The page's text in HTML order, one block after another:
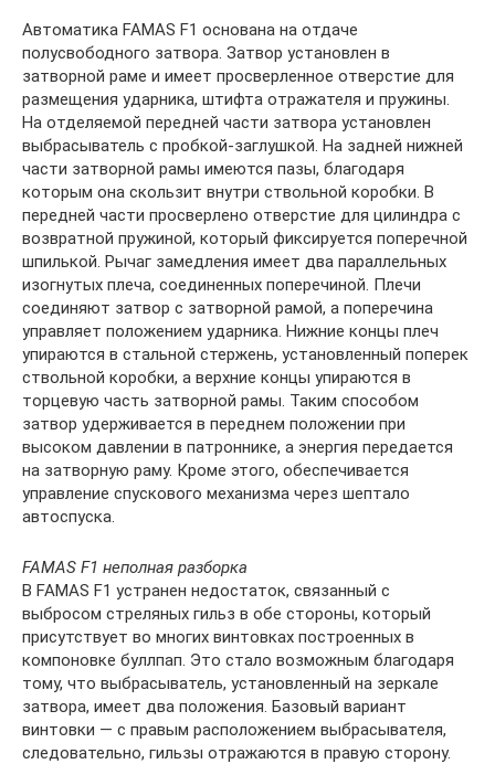
Автоматика FAMAS F1 основана на отдаче
полусвободного затвора. Затвор установлен в
затворной раме и имеет просверленное отверстие для
размещения ударника, штифта отражателя и пружины.
На отделяемой передней части затвора установлен
выбрасыватель с пробкой-заглушкой. На задней нижней
части затворной рамы имеются пазы, благодаря
которым она скользит внутри ствольной коробки. В
передней части просверлено отверстие для цилиндра с
возвратной пружиной, который фиксируется поперечной
шпилькой. Рычаг замедления имеет два параллельных
изогнутых плеча, соединенных поперечиной. Плечи
соединяют затвор с затворной рамой, а поперечина
управляет положением ударника. Нижние концы плеч
упираются в стальной стержень, установленный поперек
ствольной коробки, а верхние концы упираются в
торцевую часть затворной рамы. Таким способом
затвор удерживается в переднем положении при
высоком давлении в патроннике, а энергия передается
на затворную раму. Кроме этого, обеспечивается
управление спускового механизма через шептало
автоспуска.
FAMAS F1 неполная разборка
В FAMAS F1 устранен недостаток, связанный с
выбросом стреляных гильз в обе стороны, который
присутствует во многих винтовках построенных в
компоновке буллпап. Это стало возможным благодаря
тому, что выбрасыватель, установленный на зеркале
затвора, имеет два положения. Базовый вариант
винтовки — с правым расположением выбрасывателя,
следовательно, гильзы отражаются в правую сторону.